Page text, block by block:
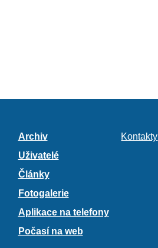
Archiv
Uživatelé
Články
Fotogalerie
Aplikace na telefony
Počasí na web
Kontakty